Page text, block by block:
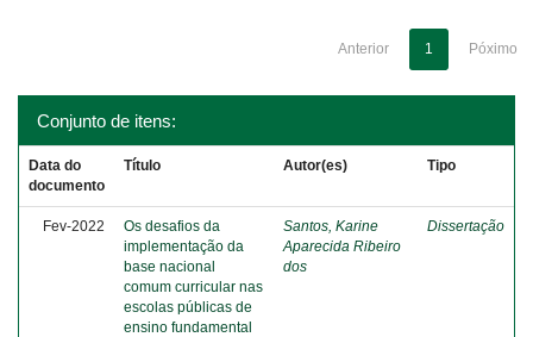
Anterior 1 Póximo
Conjunto de itens:
Data do
documento
Título Autor(es) Tipo
Fev-2022
Os desafios da
implementação da
base nacional
comum curricular nas
escolas públicas de
ensino fundamental
Santos, Karine
Aparecida Ribeiro
dos
Dissertação